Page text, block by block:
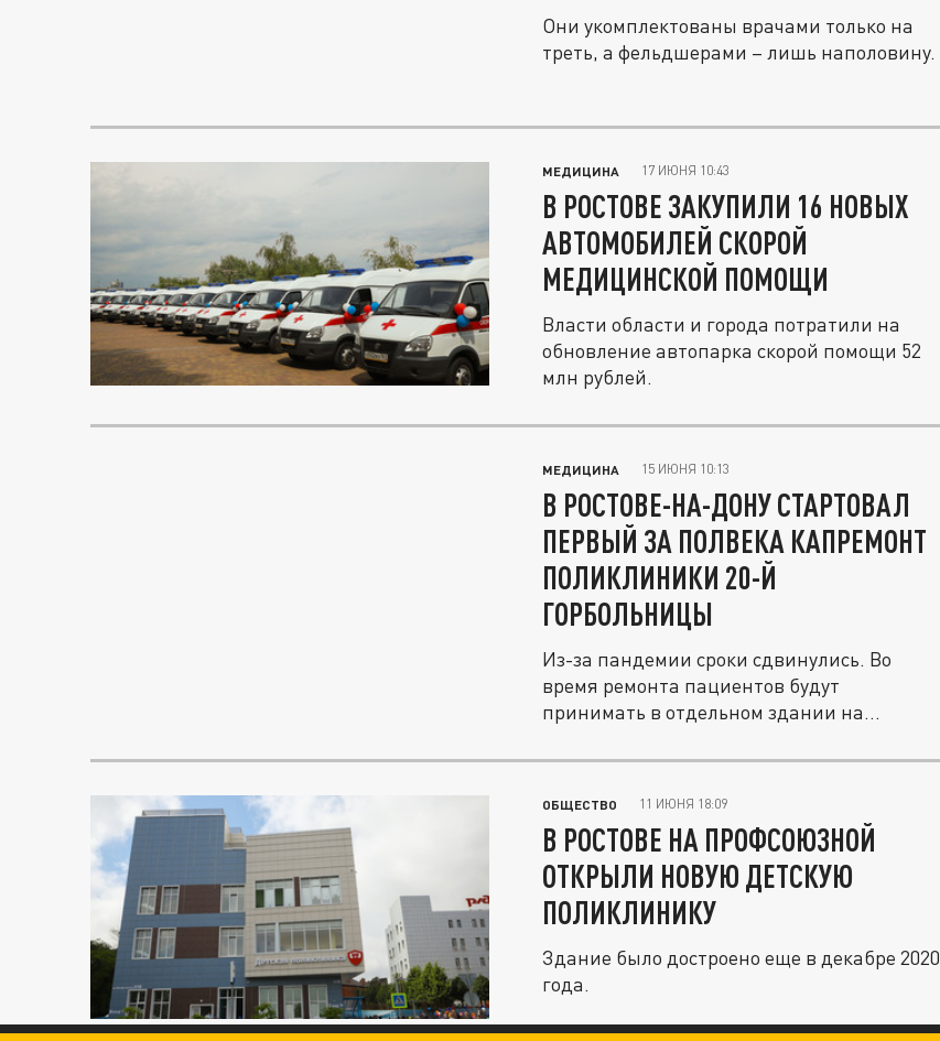
Они укомплектованы врачами только на
треть, а фельдшерами – лишь наполовину.
МЕДИЦИНА 17 ИЮНЯ 10:43
В РОСТОВЕ ЗАКУПИЛИ 16 НОВЫХ
АВТОМОБИЛЕЙ СКОРОЙ
МЕДИЦИНСКОЙ ПОМОЩИ
Власти области и города потратили на
обновление автопарка скорой помощи 52
млн рублей.
МЕДИЦИНА 15 ИЮНЯ 10:13
В РОСТОВЕ-НА-ДОНУ СТАРТОВАЛ
ПЕРВЫЙ ЗА ПОЛВЕКА КАПРЕМОНТ
ПОЛИКЛИНИКИ 20-Й
ГОРБОЛЬНИЦЫ
Из-за пандемии сроки сдвинулись. Во
время ремонта пациентов будут
принимать в отдельном здании на
ОБЩЕСТВО 11 ИЮНЯ 18:09
В РОСТОВЕ НА ПРОФСОЮЗНОЙ
ОТКРЫЛИ НОВУЮ ДЕТСКУЮ
ПОЛИКЛИНИКУ
Здание было достроено еще в декабре 2020
года.